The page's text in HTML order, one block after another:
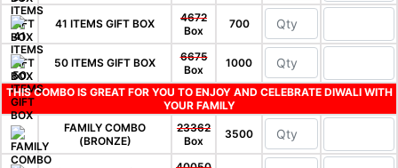
41 ITEMS GIFT BOX
4672
Box
700
50 ITEMS GIFT BOX
6675
Box
1000
THIS COMBO IS GREAT FOR YOU TO ENJOY AND CELEBRATE DIWALI WITH
YOUR FAMILY
FAMILY COMBO
(BRONZE)
23362
Box
3500